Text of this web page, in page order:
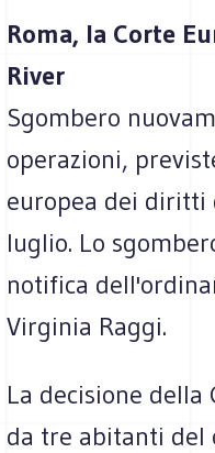
Roma, la Corte
River
Sgombero
operazioni,
europea dei diritti
luglio. Lo
notifica
Virginia Raggi.
La decisione
da tre abitanti del